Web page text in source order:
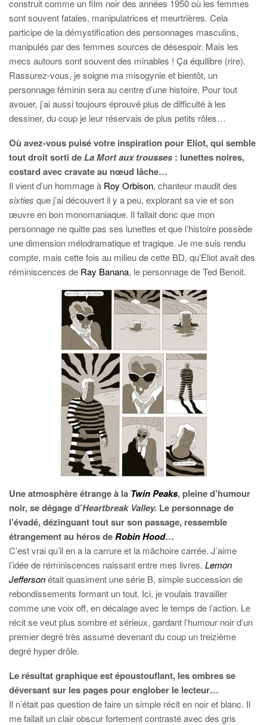
construit comme un film noir des années 1950 où les femmes
sont souvent fatales, manipulatrices et meurtrières. Cela
participe de la démystification des personnages masculins,
manipulés par des femmes sources de désespoir. Mais les
mecs autours sont souvent des minables ! Ça équilibre (rire).
Rassurez-vous, je soigne ma misogynie et bientôt, un
personnage féminin sera au centre d’une histoire. Pour tout
avouer, j’ai aussi toujours éprouvé plus de difficulté à les
dessiner, du coup je leur réservais de plus petits rôles…
Où avez-vous puisé votre inspiration pour Eliot, qui semble
tout droit sorti deLa Mort aux trousses: lunettes noires,
costard avec cravate au nœud lâche…
Il vient d’un hommage à Roy Orbison, chanteur maudit des
sixties que j’ai découvert il y a peu, explorant sa vie et son
œuvre en bon monomaniaque. Il fallait donc que mon
personnage ne quitte pas ses lunettes et que l’histoire possède
une dimension mélodramatique et tragique. Je me suis rendu
compte, mais cette fois au milieu de cette BD, qu’Eliot avait des
réminiscences de Ray Banana, le personnage de Ted Benoit.
Une atmosphère étrange à la Twin Peaks, pleine d’humour
noir, se dégage d’Heartbreak Valley. Le personnage de
l’évadé, dézinguant tout sur son passage, ressemble
étrangement au héros deRobin Hood…
C’est vrai qu’il en a la carrure et la mâchoire carrée. J’aime
l’idée de réminiscences naissant entre mes livres. Lemon
Jeffersonétait quasiment une série B, simple succession de
rebondissements formant un tout. Ici, je voulais travailler
comme une voix off, en décalage avec le temps de l’action. Le
récit se veut plus sombre et sérieux, gardant l’humour noir d’un
premier degré très assumé devenant du coup un treizième
degré hyper drôle.
Le résultat graphique est époustouflant, les ombres se
déversant sur les pages pour englober le lecteur…
Il n’était pas question de faire un simple récit en noir et blanc. Il
me fallait un clair obscur fortement contrasté avec des gris